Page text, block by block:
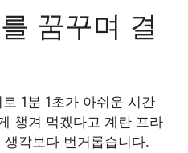
꿈꾸며 결
1분 1초가 아쉬운 시간
챙겨 먹겠다고 계란 프라
각보다 번거롭습니다.